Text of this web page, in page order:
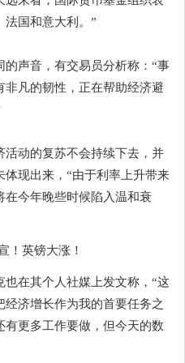
法国和意大利。”
声音，有交易员分析称：“事
凡的韧性，正在帮助经济避
动的复苏不会持续下去，并
现出来，“由于利率上升带来
在今年晚些时候陷入温和衰
也在其个人社媒上发文称，“这
济增长作为我的首要任务之
更多工作要做，但今天的数